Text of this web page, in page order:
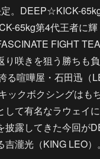
。DEEP☆KICK-
65kg第4代王者に
FIGHT
り咲きを狙う勝ちも
喧嘩屋・石田迅（
ックボクシングはも
して有名なラウェイ
披露してきた今回が
瀧光（KING LEO）。